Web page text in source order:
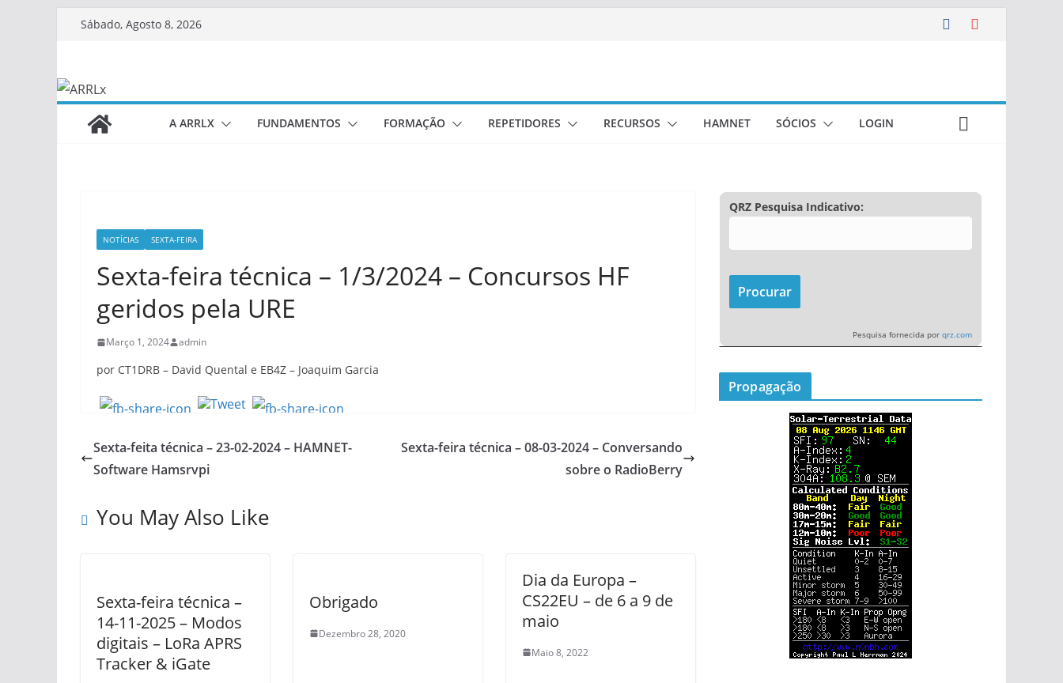
Sábado, Agosto 8, 2026
A ARRLX FUNDAMENTOS FORMAÇÃO REPETIDORES RECURSOS HAMNET SÓCIOS LOGIN
NOTÍCIAS SEXTA-FEIRA
Sexta-feira técnica – 1/3/2024 – Concursos HF
geridos pela URE
Março 1, 2024 admin
por CT1DRB – David Quental e EB4Z – Joaquim Garcia
Sexta-feita técnica – 23-02-2024 – HAMNET-
Software Hamsrvpi
Sexta-feira técnica – 08-03-2024 – Conversando
sobre o RadioBerry
You May Also Like
Sexta-feira técnica –
14-11-2025 – Modos
digitais – LoRa APRS
Tracker & iGate
Obrigado
Dezembro 28, 2020
Dia da Europa –
CS22EU – de 6 a 9 de
maio
Maio 8, 2022
QRZ Pesquisa Indicativo:
Pesquisa fornecida por qrz.com
Propagação